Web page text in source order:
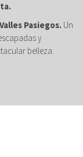
Valles Pasiegos. Un
y
belleza.